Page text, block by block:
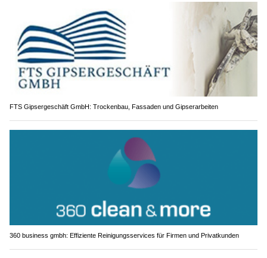
FTS Gipsergeschäft GmbH: Trockenbau, Fassaden und Gipserarbeiten
360 business gmbh: Effiziente Reinigungsservices für Firmen und Privatkunden